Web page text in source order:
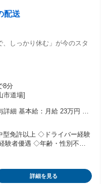
配送
、しっかり休む」が今のスタ
8分
市道場]
詳細 基本給：月給 23万円 〜
あり 全員に一律で支払われ
：なし ※一律手当含む
ドライバー経験
験者優遇 ◇年齢・性別不問
ションを大切にできる方 ・
方 ・やる気を持って仕事に
詳細を見る